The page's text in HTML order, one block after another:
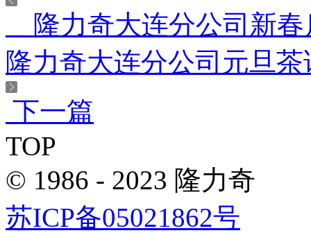
隆力奇大连分公司新
隆力奇大连分公司元旦
下一篇
TOP
© 1986 - 2023 隆力奇
苏ICP备05021862号